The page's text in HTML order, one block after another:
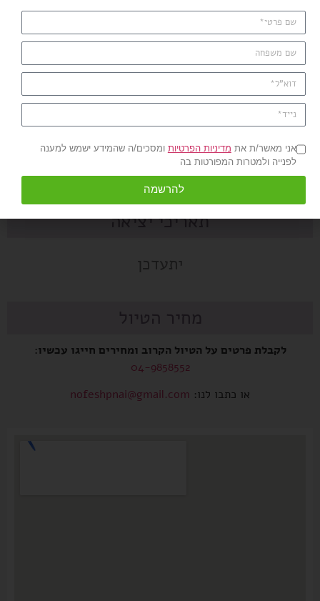
18 ימים / 16 לילות
תאריכי יציאה
יתעדכן
מחיר הטיול
לקבלת פרטים על הטיול הקרוב ומחירים חייגו עכשיו:
04-9858552
או כתבו לנו: nofeshpnai@gmail.com
יום מס' 18 (רביעי): בואנוס איירס – ת"א
העברה לשדה התעופה של בואנוס איירס וטיסה דרך יעד ביניים
חזרה ארצה.
אני מאשר/ת את מדיניות הפרטיות ומסכים/ה שהמידע ישמש למענה
לפנייה ולמטרות המפורטות בה
להרשמה